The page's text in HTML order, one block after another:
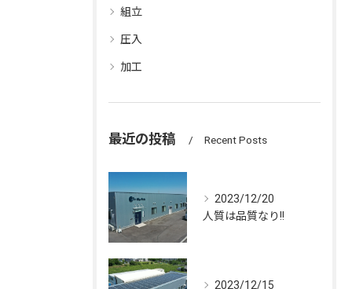
組立
圧入
加工
最近の投稿 Recent Posts
2023/12/20
人質は品質なり!!
2023/12/15